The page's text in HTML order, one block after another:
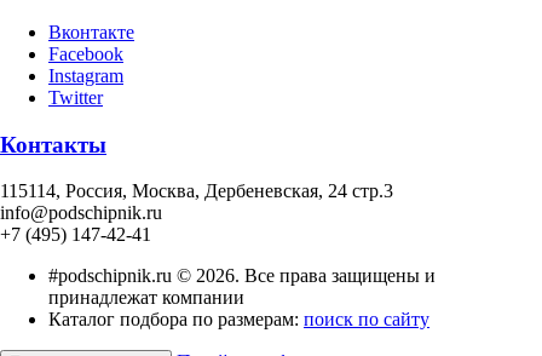
Вконтакте
Facebook
Instagram
Twitter
Контакты
115114, Россия, Москва, Дербеневская, 24 стр.3
info@podschipnik.ru
+7 (495) 147-42-41
#podschipnik.ru © 2026. Все права защищены и
принадлежат компании
Каталог подбора по размерам: поиск по сайту